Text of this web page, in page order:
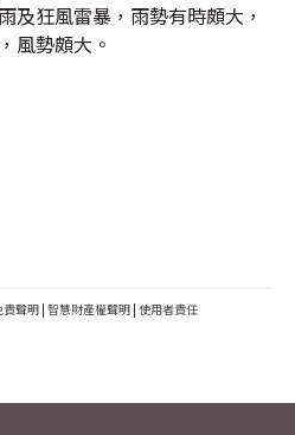
及狂風雷暴，雨勢有時頗大，
風勢頗大。
責聲明 | 智慧財產權聲明 | 使用者責任